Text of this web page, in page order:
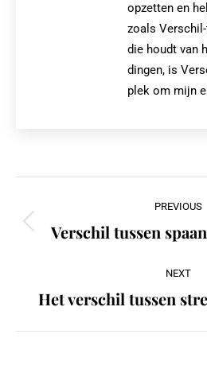
opzetten en
zoals
die houdt van
dingen, is
plek om mijn
navigation
PREVIOUS
Verschil tussen
NEXT
Next
Het verschil tussen